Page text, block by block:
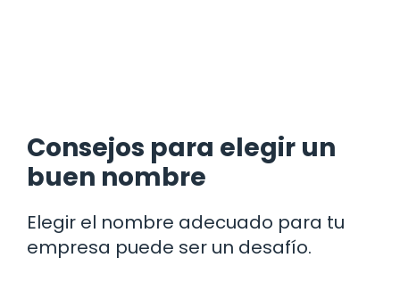
Consejos para elegir un
buen nombre
Elegir el nombre adecuado para tu
empresa puede ser un desafío.